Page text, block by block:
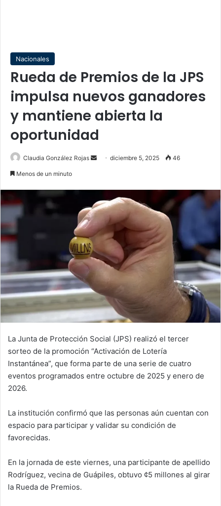
Nacionales
Rueda de Premios de la JPS
impulsa nuevos ganadores
y mantiene abierta la
oportunidad
Claudia González Rojas
Senddiciembre 5, 2025 46
Menos de un minuto
La Junta de Protección Social (JPS) realizó el tercer
sorteo de la promoción “Activación de Lotería
Instantánea”, que forma parte de una serie de cuatro
eventos programados entre octubre de 2025 y enero de
2026.
La institución confirmó que las personas aún cuentan con
espacio para participar y validar su condición de
favorecidas.
En la jornada de este viernes, una participante de apellido
Rodríguez, vecina de Guápiles, obtuvo ¢5 millones al girar
la Rueda de Premios.